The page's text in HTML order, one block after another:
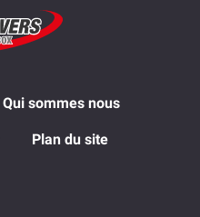
Qui sommes nous
Plan du site